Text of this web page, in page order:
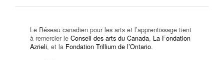
Le Réseau canadien pour les arts et l’apprentissage tient
à remercier le Conseil des arts du Canada, La Fondation
Azrieli, et la Fondation Trillium de l’Ontario.